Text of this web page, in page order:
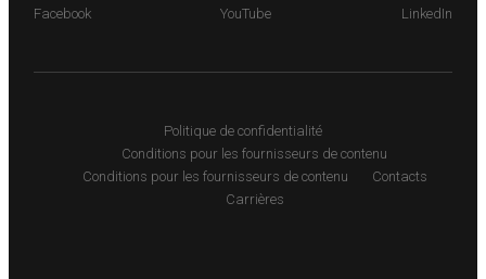
Facebook YouTube LinkedIn
Politique de confidentialité
Conditions pour les fournisseurs de contenu
Conditions pour les fournisseurs de contenu
Contacts
Carrières